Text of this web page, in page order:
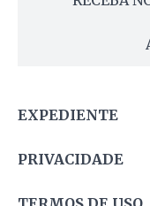
EXPEDIENTE
PRIVACIDADE